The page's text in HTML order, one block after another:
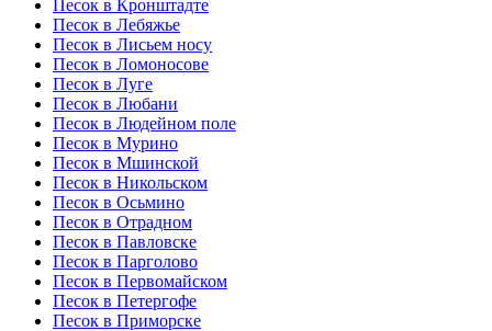
Песок в Кронштадте
Песок в Лебяжье
Песок в Лисьем носу
Песок в Ломоносове
Песок в Луге
Песок в Любани
Песок в Людейном поле
Песок в Мурино
Песок в Мшинской
Песок в Никольском
Песок в Осьмино
Песок в Отрадном
Песок в Павловске
Песок в Парголово
Песок в Первомайском
Песок в Петергофе
Песок в Приморске